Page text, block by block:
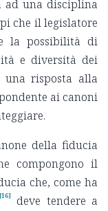
ad una disciplina
che il legislatore
la possibilità di
e diversità dei
risposta alla
ai canoni
della fiducia
compongono il
che, come ha
[16]
deve tendere a